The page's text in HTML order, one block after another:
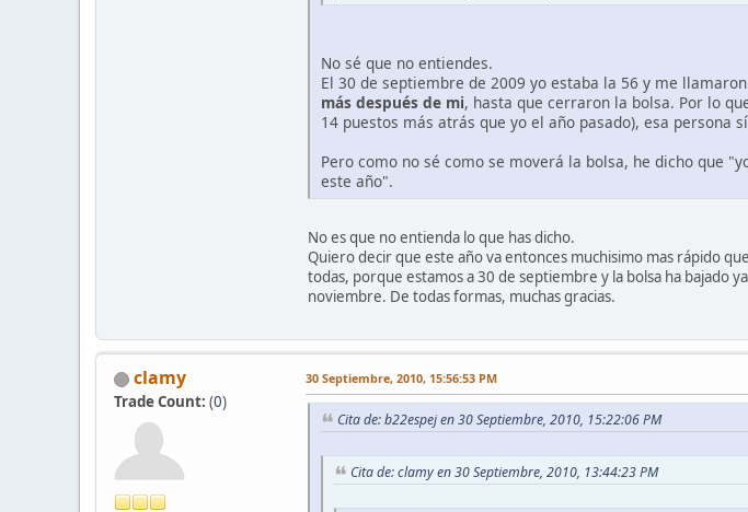
No sé que no entiendes.
El 30 de septiembre de 2009 yo estaba la 56 y me
más después de mi, hasta que cerraron la bolsa. Por lo
14 puestos más atrás que yo el año pasado), esa persona
Pero como no sé como se moverá la bolsa, he dicho que
este año".
No es que no entienda lo que has dicho.
Quiero decir que este año va entonces muchisimo mas rápido
todas, porque estamos a 30 de septiembre y la bolsa ha bajado
noviembre. De todas formas, muchas gracias.
clamy
Trade Count: (0)
30 Septiembre, 2010, 15:56:53 PM
Cita de: b22espej en 30 Septiembre, 2010, 15:22:06 PM
Cita de: clamy en 30 Septiembre, 2010, 13:44:23 PM